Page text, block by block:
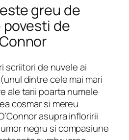
greu de
de
scriitori de nuvele ai
dintre cele mai mari
ale tarii poarta numele
cosmar si mereu
asupra infloririi
negru si compasiune